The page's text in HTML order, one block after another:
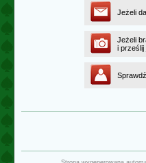
Jeżeli
Jeżeli
i prześlij